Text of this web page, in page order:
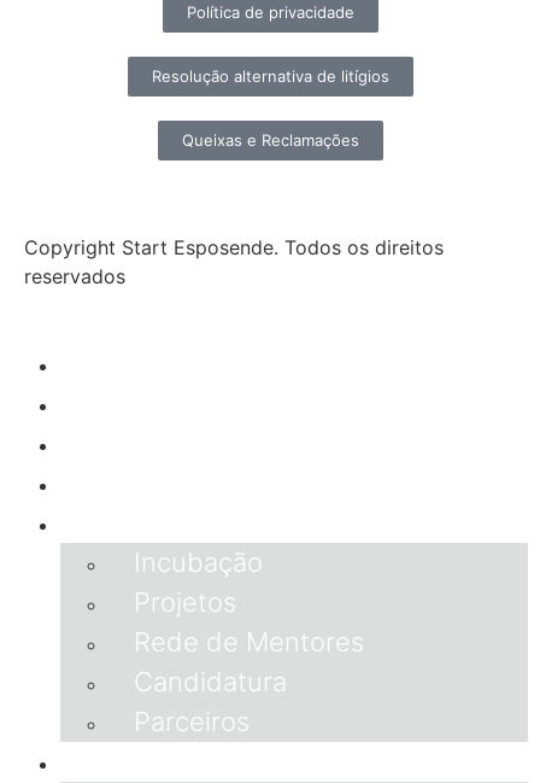
Política de privacidade
Resolução alternativa de litígios
Queixas e Reclamações
Copyright Start Esposende. Todos os direitos
reservados
Incubação
Projetos
Rede de Mentores
Candidatura
Parceiros